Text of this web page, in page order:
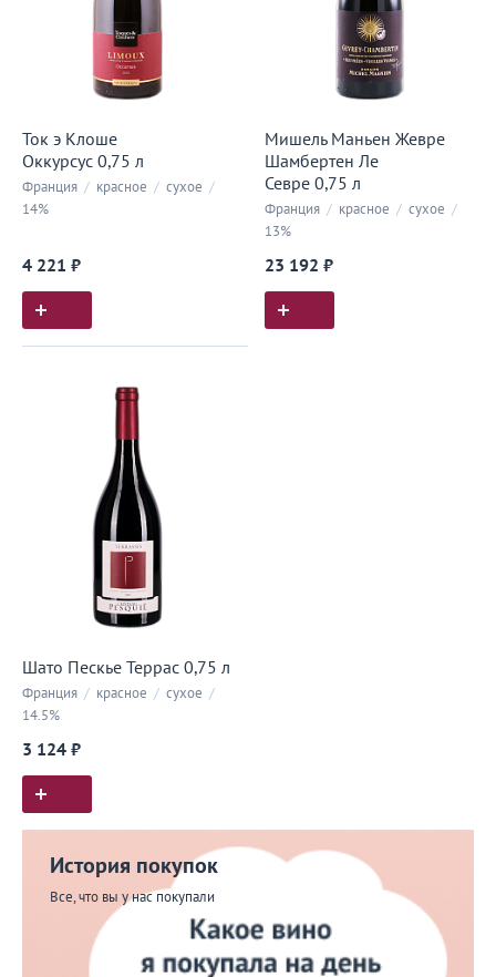
Ток э Клоше
Оккурсус 0,75 л
Франция / красное / сухое /
14%
4 221 ₽
Мишель Маньен Жевре
Шамбертен Ле
Севре 0,75 л
Франция / красное / сухое /
13%
23 192 ₽
Шато Пескье Террас 0,75 л
Франция / красное / сухое /
14.5%
3 124 ₽
История покупок
Все, что вы у нас покупали